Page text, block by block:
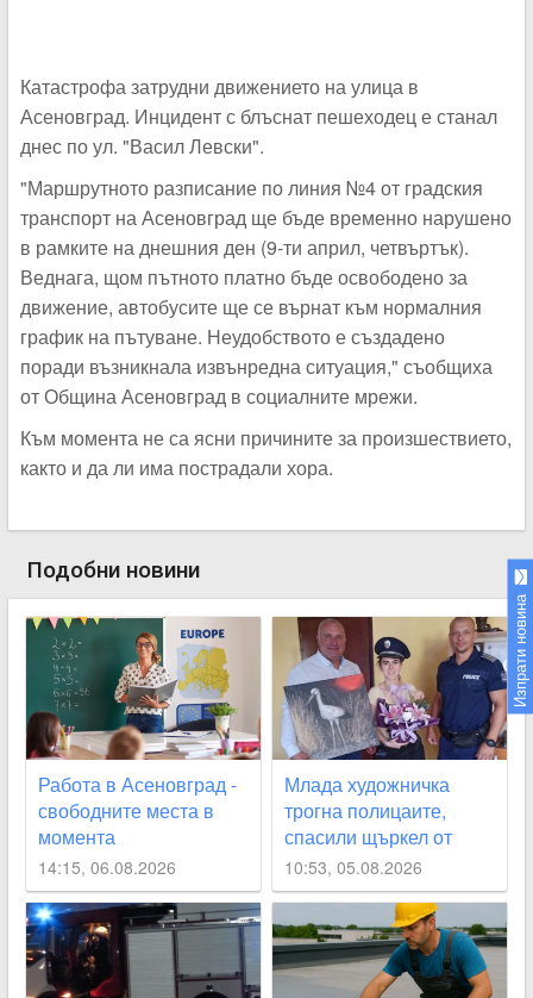
Катастрофа затрудни движението на улица в
Асеновград. Инцидент с блъснат пешеходец е станал
днес по ул. "Васил Левски".
"Маршрутното разписание по линия №4 от градския
транспорт на Асеновград ще бъде временно нарушено
в рамките на днешния ден (9-ти април, четвъртък).
Веднага, щом пътното платно бъде освободено за
движение, автобусите ще се върнат към нормалния
график на пътуване. Неудобството е създадено
поради възникнала извънредна ситуация," съобщиха
от Община Асеновград в социалните мрежи.
Към момента не са ясни причините за произшествието,
както и да ли има пострадали хора.
Подобни новини
Работа в Асеновград -
свободните места в
момента
14:15, 06.08.2026
Млада художничка
трогна полицаите,
спасили щъркел от
огнения ад край
Асеновград
10:53, 05.08.2026
Изпрати новина